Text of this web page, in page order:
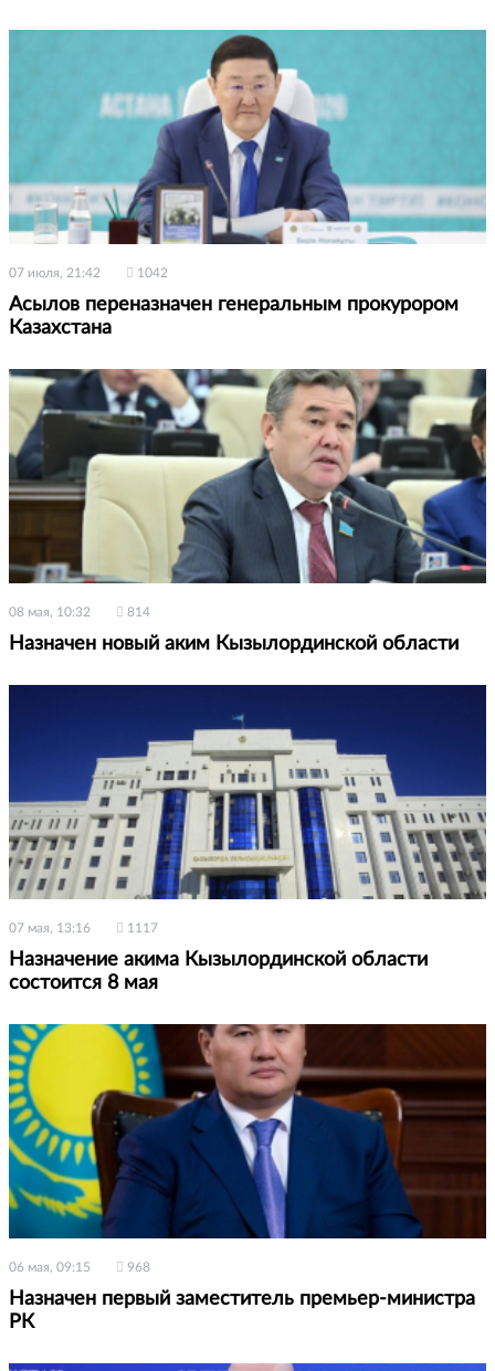
07 июля, 21:42 1042
Асылов переназначен генеральным прокурором
Казахстана
08 мая, 10:32 814
Назначен новый аким Кызылординской области
07 мая, 13:16 1117
Назначение акима Кызылординской области
состоится 8 мая
06 мая, 09:15 968
Назначен первый заместитель премьер-министра
РК